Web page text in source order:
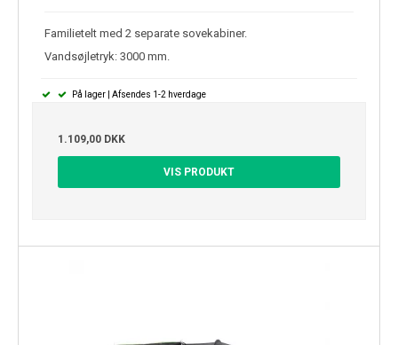
Familietelt med 2 separate sovekabiner.
Vandsøjletryk: 3000 mm.
På lager | Afsendes 1-2 hverdage
1.109,00 DKK
VIS PRODUKT